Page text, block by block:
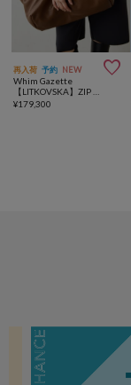
再入荷 予約 NEW 
Whim Gazette
¥179,300